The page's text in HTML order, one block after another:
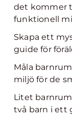
det kommer
funktionell
Skapa ett
guide för
Måla
miljö för de
Litet
två barn i ett